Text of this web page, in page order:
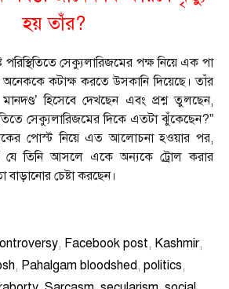
হয় তাঁর?
পরিস্থিতিতে সেক্যুলারিজমের পক্ষ নিয়ে এক পা
কটাক্ষ করতে উসকানি দিয়েছে। তাঁর
হিসেবে দেখছেন এবং প্রশ্ন তুলছেন,
সেক্যুলারিজমের দিকে এতটা ঝুঁকেছেন?”
পোস্ট নিয়ে এত আলোচনা হওয়ার পর,
তিনি আসলে একে অন্যকে ট্রোল করার
বাড়ানোর চেষ্টা করছেন।
, Facebook post, Kashmir,
, Pahalgam bloodshed, politics,